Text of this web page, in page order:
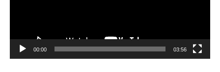
00:00 03:56